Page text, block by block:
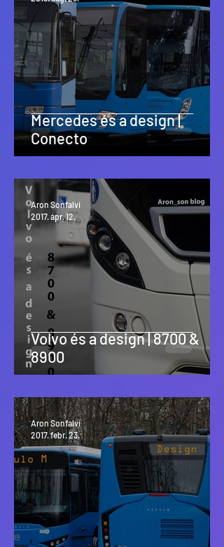
Mercedes és a design |
Conecto
Volvo és a design | 8700 &
8900
Aron Sonfalvi
2017. ápr. 12.
Aron Sonfalvi
2017. febr. 23.